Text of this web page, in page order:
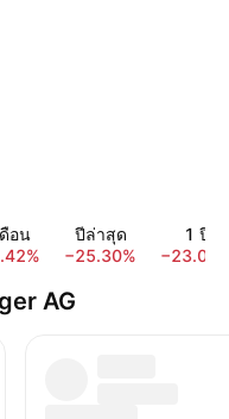
อน
ปีล่าสุด
−25.30%
1 ปี
AG